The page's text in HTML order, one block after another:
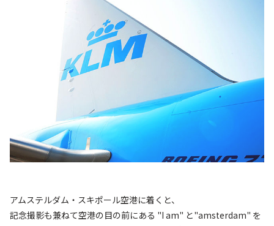
アムステルダム・スキポール空港に着くと、
記念撮影も兼ねて空港の目の前にある "I am" と"amsterdam" を